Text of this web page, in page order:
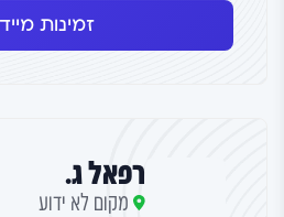
זמינות
רפאל ג.
מקום לא ידוע